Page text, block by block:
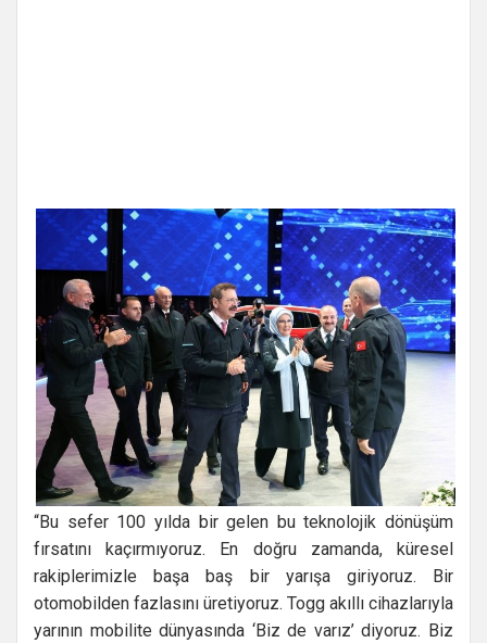
“Bu sefer 100 yılda bir gelen bu teknolojik dönüşüm
fırsatını kaçırmıyoruz. En doğru zamanda, küresel
rakiplerimizle başa baş bir yarışa giriyoruz. Bir
otomobilden fazlasını üretiyoruz. Togg akıllı cihazlarıyla
yarının mobilite dünyasında ‘Biz de varız’ diyoruz. Biz